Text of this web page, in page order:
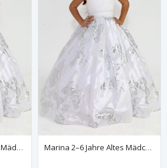
Marina 7–11 Jahre Altes Mädchenkleid 30042, Gebrochenes Weiß Marina 2–6 Jahre Altes Mädchenkleid 20042, Gebrochenes Weiß